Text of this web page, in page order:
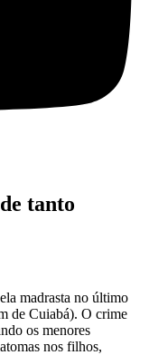
tanto
madrasta no último
de Cuiabá). O crime
os menores
nos filhos,